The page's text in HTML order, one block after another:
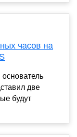
часов на
две
будут